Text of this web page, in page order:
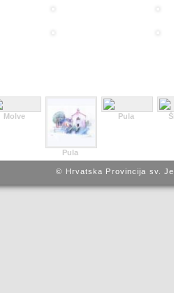
Molve
Pula
Pula
© Hrvatska Provincija sv.